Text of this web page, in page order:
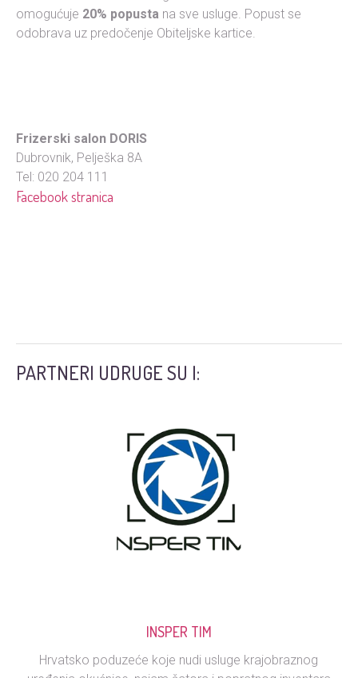
omogućuje 20% popusta na sve usluge. Popust se
odobrava uz predočenje Obiteljske kartice.
Frizerski salon DORIS
Dubrovnik, Pelješka 8A
Tel: 020 204 111
Facebook stranica
PARTNERI UDRUGE SU I:
INSPER TIM
Hrvatsko poduzeće koje nudi usluge krajobraznog